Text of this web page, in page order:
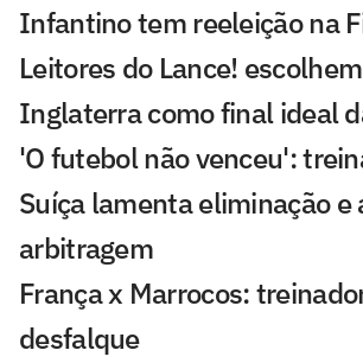
Infantino tem reeleição na
Leitores do Lance!
Inglaterra como final ideal
'O futebol não venceu':
Suíça lamenta eliminação e
arbitragem
França x Marrocos:
desfalque